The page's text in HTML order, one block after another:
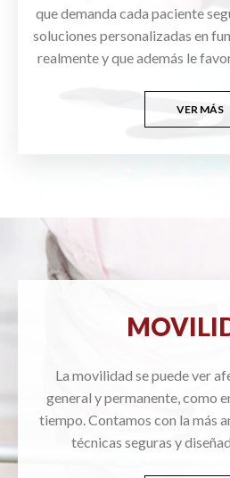
que demanda cada paciente
soluciones personalizadas en
realmente y que además le
VER MÁS
La movilidad se puede ver
general y permanente, como
tiempo. Contamos con la más
técnicas seguras y